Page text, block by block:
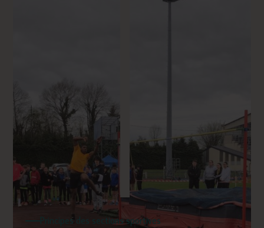
Principes des sections sportives